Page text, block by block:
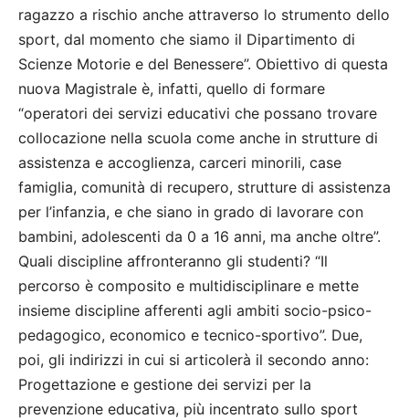
ragazzo a rischio anche attraverso lo strumento dello
sport, dal momento che siamo il Dipartimento di
Scienze Motorie e del Benessere”. Obiettivo di questa
nuova Magistrale è, infatti, quello di formare
“operatori dei servizi educativi che possano trovare
collocazione nella scuola come anche in strutture di
assistenza e accoglienza, carceri minorili, case
famiglia, comunità di recupero, strutture di assistenza
per l’infanzia, e che siano in grado di lavorare con
bambini, adolescenti da 0 a 16 anni, ma anche oltre”.
Quali discipline affronteranno gli studenti? “Il
percorso è composito e multidisciplinare e mette
insieme discipline afferenti agli ambiti socio-psico-
pedagogico, economico e tecnico-sportivo”. Due,
poi, gli indirizzi in cui si articolerà il secondo anno:
Progettazione e gestione dei servizi per la
prevenzione educativa, più incentrato sullo sport